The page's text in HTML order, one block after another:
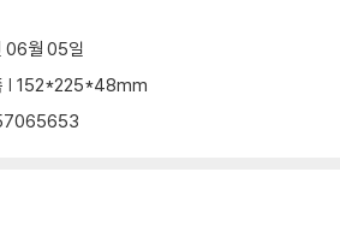
그림자 433 | 난감한 상황에 처한 천조 439
담한 실패 443 | 무술년의 회오리바람 446
마지막 종이 울리다 454 | ‘피에로’의 복위
06월 05일
| 152*225*48mm